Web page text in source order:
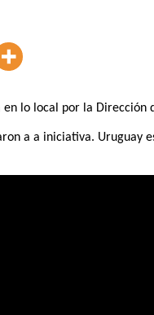
lo local por la Dirección
a a iniciativa.